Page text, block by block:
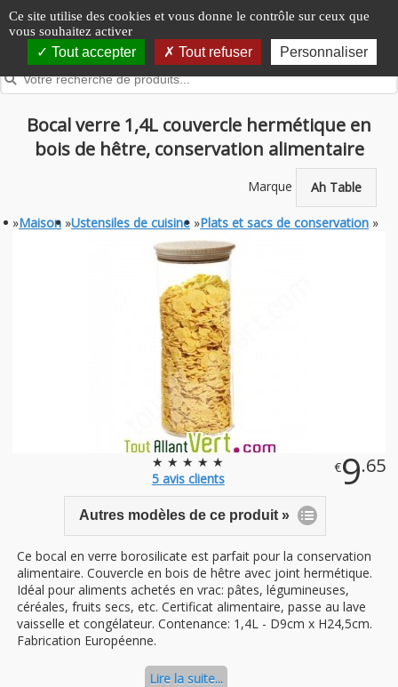
Panneau de gestion des cookies
Ce site utilise des cookies et vous donne le contrôle sur ceux que
vous souhaitez activer
Tout accepter Tout refuser Personnaliser
Bocal verre 1,4L couvercle hermétique en
bois de hêtre, conservation alimentaire
Marque Ah Table
»Maison »Ustensiles de cuisine »Plats et sacs de conservation »
★ ★ ★ ★ ★
5avis clients
€9.65
Autres modèles de ce produit »
Ce bocal en verre borosilicate est parfait pour la conservation
alimentaire. Couvercle en bois de hêtre avec joint hermétique.
Idéal pour aliments achetés en vrac: pâtes, légumineuses,
céréales, fruits secs, etc. Certificat alimentaire, passe au lave
vaisselle et congélateur. Contenance: 1,4L - D9cm x H24,5cm.
Fabrication Européenne.
Lire la suite...